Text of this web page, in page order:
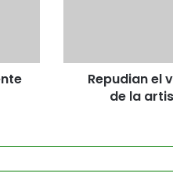
Repudian el
de la